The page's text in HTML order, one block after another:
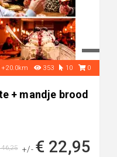
+20.0km 353 10 0
+ mandje brood
+/- € 22,95
46,25